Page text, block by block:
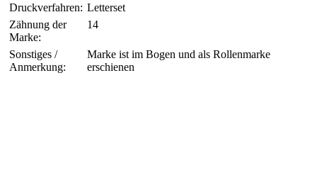
Druckverfahren: Letterset
Zähnung der
Marke:
14
Sonstiges /
Anmerkung:
Marke ist im Bogen und als Rollenmarke
erschienen